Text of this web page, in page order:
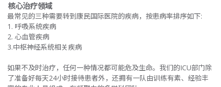
核心治疗领域
最常见的三种需要转到康民国际医院的疾病，按患病率排序如下:
1. 呼吸系统疾病
2. 心血管疾病
3.中枢神经系统相关疾病
如果不及时治疗，任何一种情况都可能危及生命。我们的ICU部门除
了准备好每天24小时接待患者外，还拥有一队由训练有素、经验丰